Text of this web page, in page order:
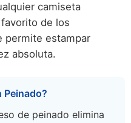
camiseta
de los
permite estampar
absoluta.
Peinado?
de peinado elimina